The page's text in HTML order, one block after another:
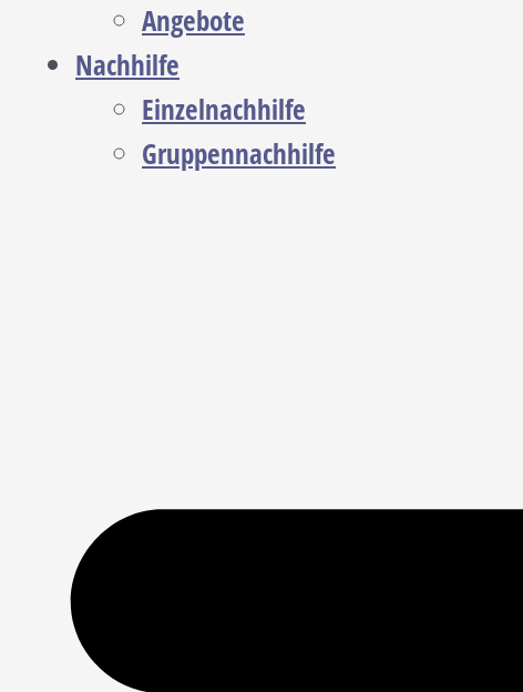
Angebote
Nachhilfe
Einzelnachhilfe
Gruppennachhilfe